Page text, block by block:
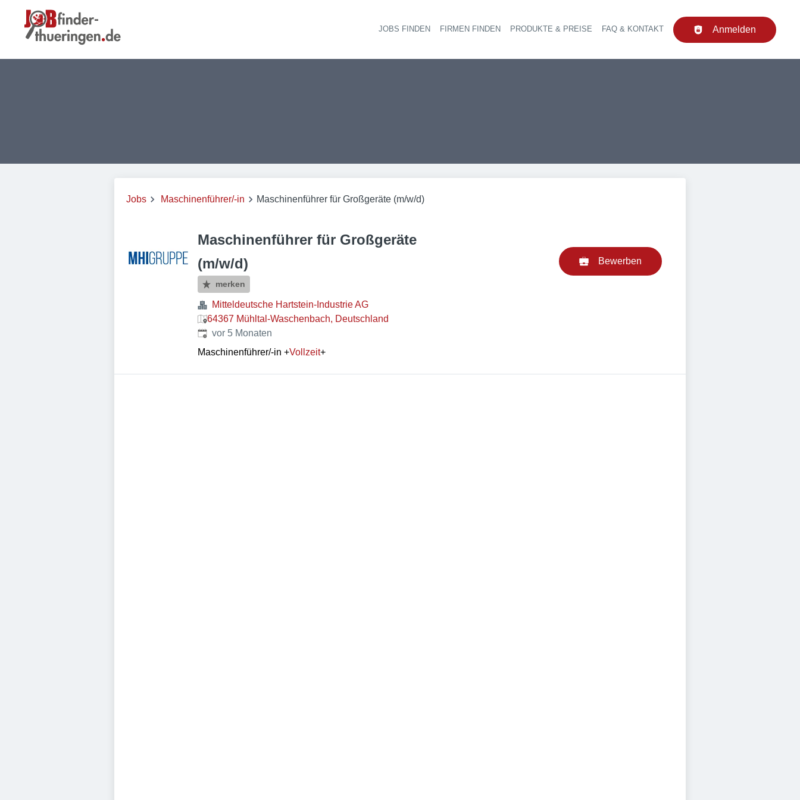
Haupt-Navigation
JOBS FINDEN FIRMEN FINDEN PRODUKTE & PREISE FAQ & KONTAKT Anmelden
Jobs Maschinenführer/-in Maschinenführer für Großgeräte (m/w/d)
Maschinenführer für Großgeräte
(m/w/d)
merken
Mitteldeutsche Hartstein-Industrie AG
64367 Mühltal-Waschenbach, Deutschland
Veröffentlicht:
vor 5 Monaten
Maschinenführer/-in +Vollzeit+
Bewerben